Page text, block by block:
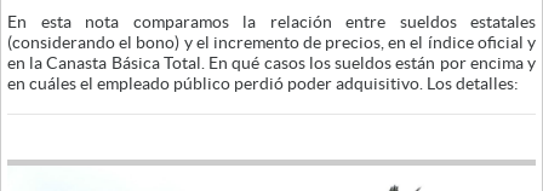
En esta nota comparamos la relación entre sueldos estatales
(considerando el bono) y el incremento de precios, en el índice oficial y
en la Canasta Básica Total. En qué casos los sueldos están por encima y
en cuáles el empleado público perdió poder adquisitivo. Los detalles: